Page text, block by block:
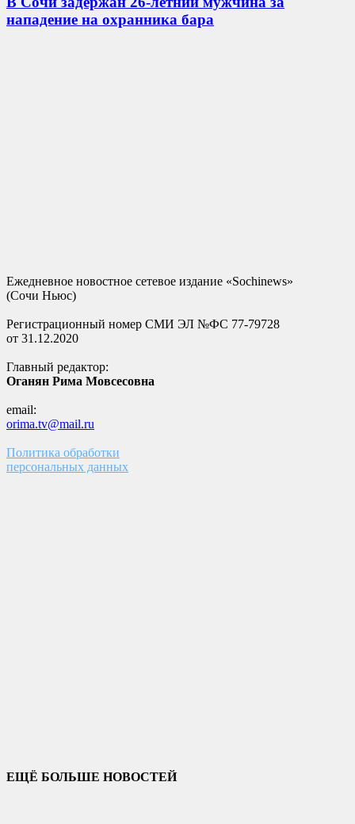
нападение на охранника бара
Ежедневное новостное сетевое издание «Sochinews»
(Сочи Ньюс)
Регистрационный номер СМИ ЭЛ №ФС 77-79728
от 31.12.2020
Главный редактор:
Оганян Рима Мовсесовна
email:
orima.tv@mail.ru
Политика обработки
персональных данных
ЕЩЁ БОЛЬШЕ НОВОСТЕЙ